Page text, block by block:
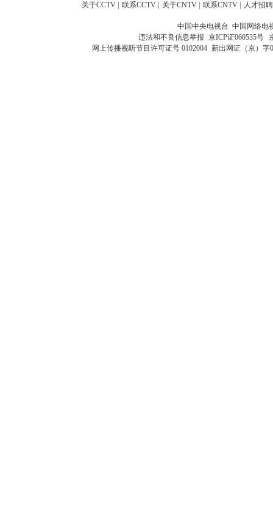
关于CCTV 联系CCTV 关于CNTV 联系CNTV 人才招聘
中国中央电视台 中国网络电
违法和不良信息举报 京ICP证060535号
网上传播视听节目许可证号 0102004 新出网证（京）